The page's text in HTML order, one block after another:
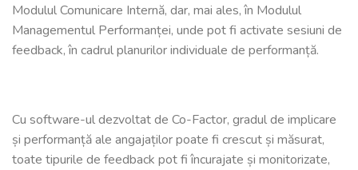
Modulul Comunicare Internă, dar, mai ales, în Modulul
Managementul Performanței, unde pot fi activate sesiuni de
feedback, în cadrul planurilor individuale de performanță.
Cu software-ul dezvoltat de Co-Factor, gradul de implicare
și performanță ale angajaților poate fi crescut și măsurat,
toate tipurile de feedback pot fi încurajate și monitorizate,